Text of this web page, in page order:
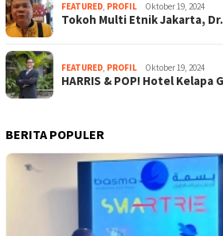
FEATURED, PROFIL Oktober 19, 2024
Tokoh Multi Etnik Jakarta,
FEATURED, PROFIL Oktober 19, 2024
HARRIS & POP! Hotel Kelapa
BERITA POPULER